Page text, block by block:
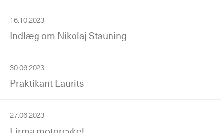
16.10.2023
Indlæg om Nikolaj Stauning
30.06.2023
Praktikant Laurits
27.06.2023